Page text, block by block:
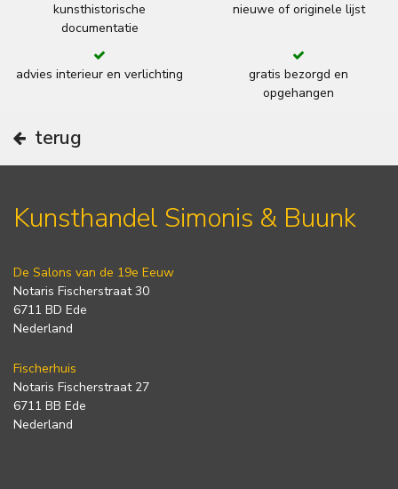
kunsthistorische
documentatie
nieuwe of originele lijst
advies interieur en verlichting
gratis bezorgd en
opgehangen
terug
Kunsthandel Simonis & Buunk
De Salons van de 19e Eeuw
Notaris Fischerstraat 30
6711 BD Ede
Nederland
Fischerhuis
Notaris Fischerstraat 27
6711 BB Ede
Nederland